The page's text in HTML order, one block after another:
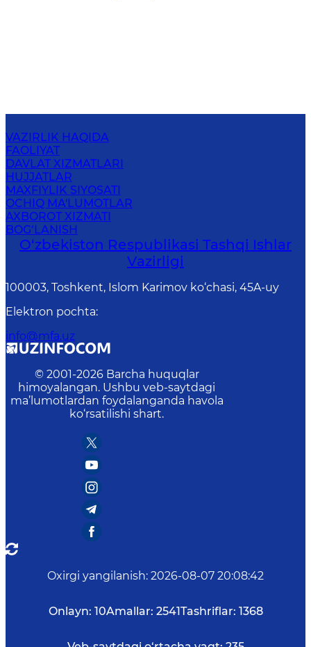
VAZIRLIK HAQIDA
FAOLIYAT
DAVLAT XIZMATLARI
HUJJATLAR
MAXFIYLIK SIYOSATI
OCHIQ MA'LUMOTLAR
AXBOROT XIZMATI
BOG‘LANISH
O‘zbеkistоn Rеspublikаsi Tashqi Ishlаr
Vаzirligi
100003, Toshkent, Islom Karimov ko‘chasi, 45A-uy
Elektron pochta:
info@mfa.uz
© 2001-2026 Barcha huquqlar
himoyalangan. Ushbu veb-saytdagi
ma’lumotlardan foydalanganda havola
ko‘rsatilishi shart.
Oxirgi yangilanish: 2026-08-07 20:08:42
Onlayn: 10Amallar: 2541Tashriflar: 1368